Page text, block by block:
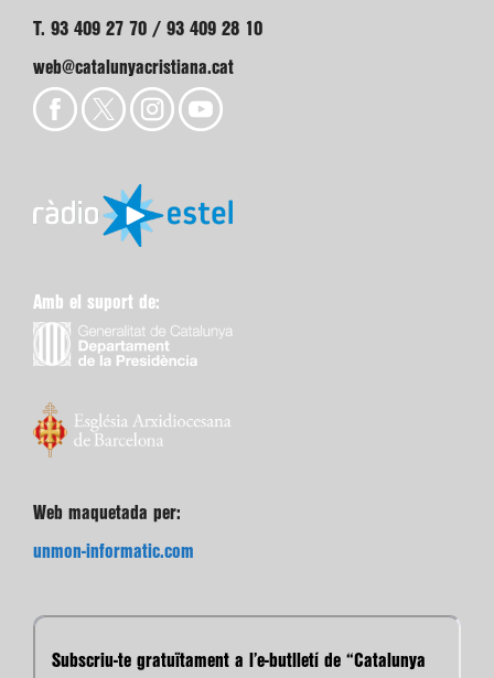
T. 93 409 27 70 / 93 409 28 10
web@catalunyacristiana.cat
Amb el suport de:
Web maquetada per:
unmon-informatic.com
Subscriu-te gratuïtament a l’e-butlletí de “Catalunya